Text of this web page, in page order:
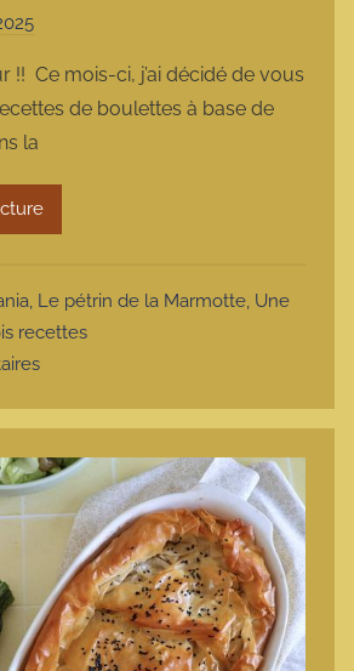
r
m
a
r
m
t
e
!! Ce mois-ci, j’ai décidé de vous
de boulettes à base de
la
, Le pétrin de la Marmotte, Une
recettes